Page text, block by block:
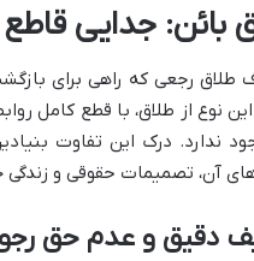
بائن: جدایی
طلاق رجعی که راهی برای
نوع از طلاق، با قطع کامل
ندارد. درک این تفاوت
آن، تصمیمات حقوقی و زندگی
دقیق و عدم حق